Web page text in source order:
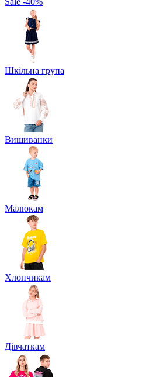
Шкільна група
Вишиванки
Малюкам
Хлопчикам
Дівчаткам